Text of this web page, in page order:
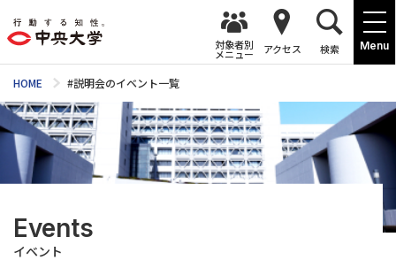
Menu
対象者別
メニュー アクセス 検索
HOME #説明会のイベント一覧
Events
イベント